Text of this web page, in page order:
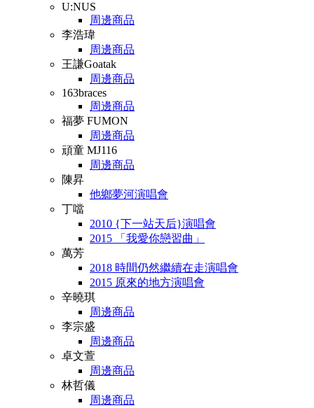
U:NUS
周邊商品
李浩瑋
周邊商品
王謙Goatak
周邊商品
163braces
周邊商品
福夢 FUMON
周邊商品
頑童 MJ116
周邊商品
陳昇
他鄉夢河演唱會
丁噹
2010 {下一站天后}演唱會
2015 「我愛你戀習曲」
萬芳
2018 時間仍然繼續在走演唱會
2015 原來的地方演唱會
辛曉琪
周邊商品
李宗盛
周邊商品
卓文萱
周邊商品
林哲儀
周邊商品